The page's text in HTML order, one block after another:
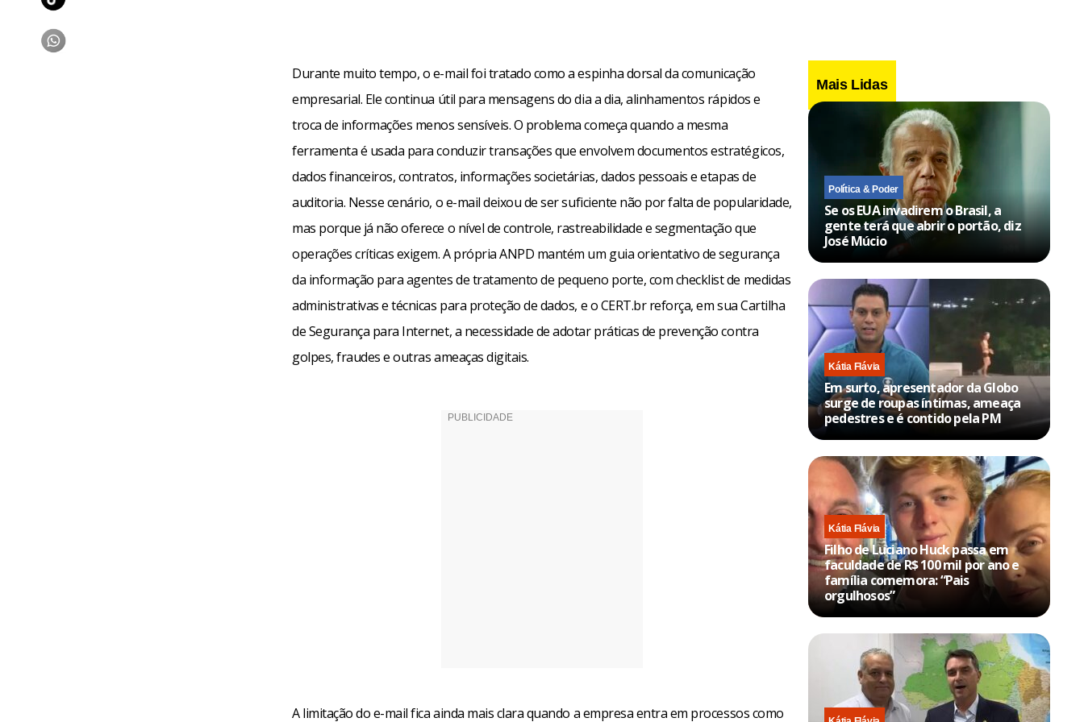
Durante muito tempo, o e-mail foi tratado como a espinha dorsal da comunicação
empresarial. Ele continua útil para mensagens do dia a dia, alinhamentos rápidos e
troca de informações menos sensíveis. O problema começa quando a mesma
ferramenta é usada para conduzir transações que envolvem documentos estratégicos,
dados financeiros, contratos, informações societárias, dados pessoais e etapas de
auditoria. Nesse cenário, o e-mail deixou de ser suficiente não por falta de popularidade,
mas porque já não oferece o nível de controle, rastreabilidade e segmentação que
operações críticas exigem. A própria ANPD mantém um guia orientativo de segurança
da informação para agentes de tratamento de pequeno porte, com checklist de medidas
administrativas e técnicas para proteção de dados, e o CERT.br reforça, em sua Cartilha
de Segurança para Internet, a necessidade de adotar práticas de prevenção contra
golpes, fraudes e outras ameaças digitais.
A limitação do e-mail fica ainda mais clara quando a empresa entra em processos como
Mais Lidas
Política & Poder
Se os EUA invadirem o Brasil, a
gente terá que abrir o portão, diz
José Múcio
Kátia Flávia
Em surto, apresentador da Globo
surge de roupas íntimas, ameaça
pedestres e é contido pela PM
Kátia Flávia
Filho de Luciano Huck passa em
faculdade de R$ 100 mil por ano e
família comemora: “Pais
orgulhosos”